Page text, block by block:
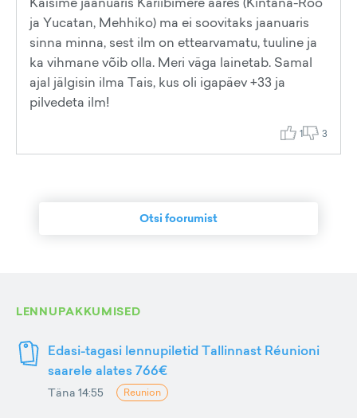
ja Yucatan, Mehhiko) ma ei soovitaks jaanuaris
sinna minna, sest ilm on ettearvamatu, tuuline ja
ka vihmane võib olla. Meri väga lainetab. Samal
ajal jälgisin ilma Tais, kus oli igapäev +33 ja
pilvedeta ilm!
1 3
Otsi foorumist
LENNUPAKKUMISED
Edasi-tagasi lennupiletid Tallinnast Réunioni
saarele alates 766€
Täna 14:55 Reunion